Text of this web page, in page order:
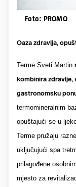
Foto: PROMO
Oaza zdravlja,
Terme Sveti Martin
kombinira zdravlje,
gastronomsku
termomineralnim
opuštajući se u
Terme pružaju
uključujući spa
prilagođene
mjesto za